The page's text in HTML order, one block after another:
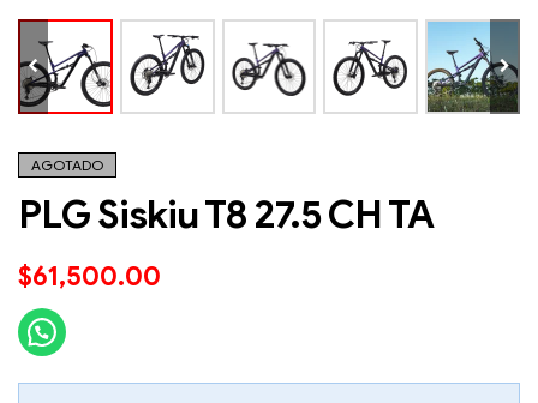
AGOTADO
PLG Siskiu T8 27.5 CH TA
$61,500.00